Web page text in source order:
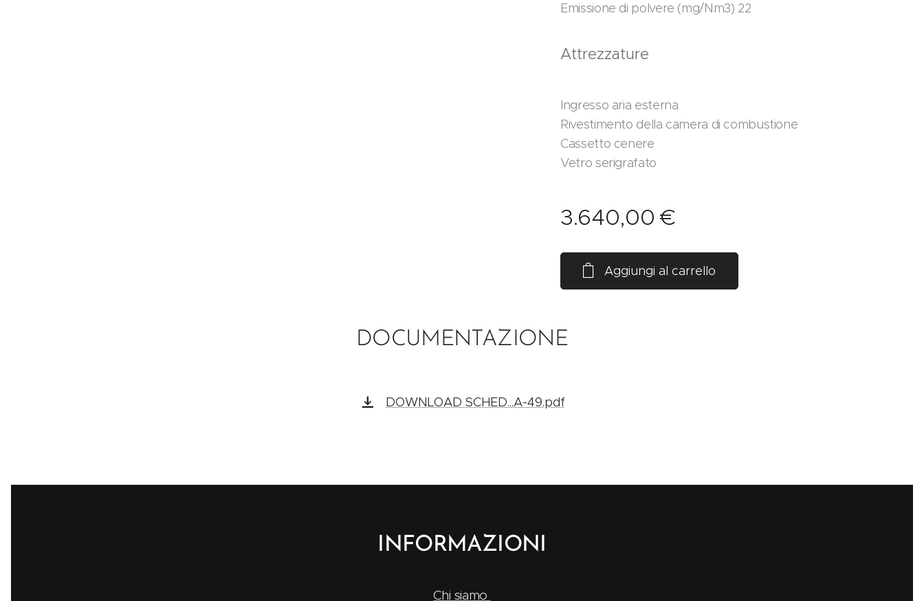
Emissione di polvere (mg/Nm3) 22
Attrezzature
Ingresso aria esterna
Rivestimento della camera di combustione
Cassetto cenere
Vetro serigrafato
3.640,00 €
Aggiungi al carrello
DOCUMENTAZIONE
DOWNLOAD SCHED...A-49.pdf
INFORMAZIONI
Chi siamo